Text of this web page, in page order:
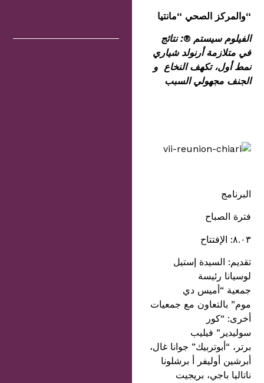
“والمركز الصحي “مانتيا
الفيلوم سيستم ®: نتائج
في متلازمة أرنولد شياري
نمط أول، تكهف النخاع و
الجنف مجهولي السبب
البرنامج
فترة الصباح
٨.٠٣: الإفتتاح
تقديم: السيدة إستيل
لوسيانا رئيسة
جمعية “أميس دي
موم” بالتعاون مع جمعيات
أخرى: “كور
سوليدير” فيليب
برتر، “أبوتربيك” جوانا غال،
أبرشين أوليفر أ برشلونا
ناتاليا باجي، بريجيت